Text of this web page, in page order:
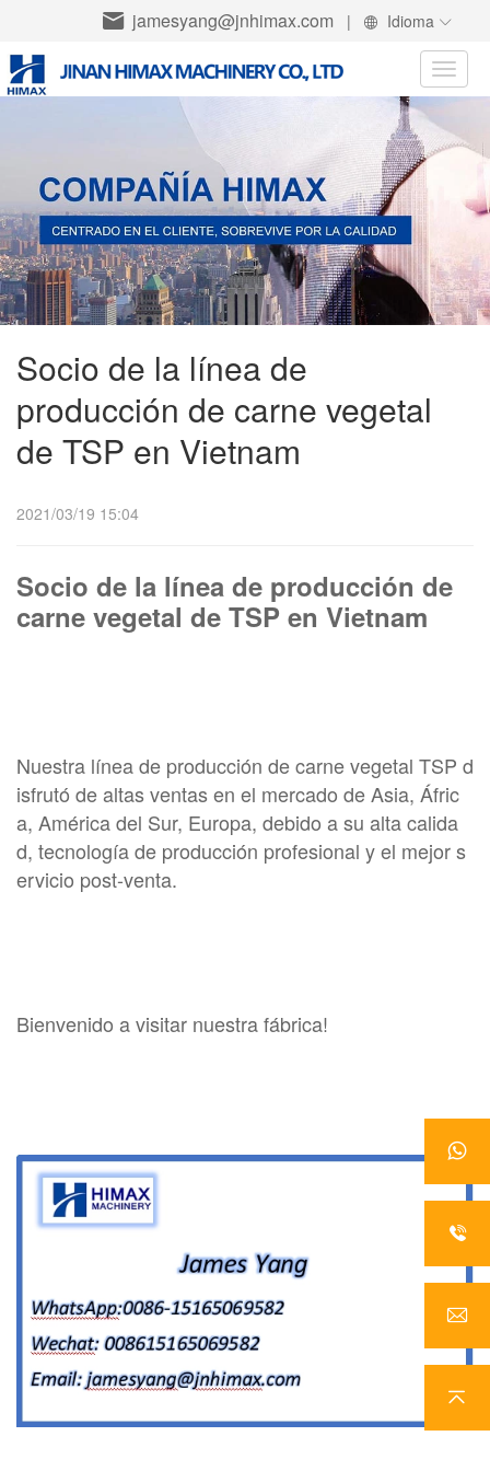
jamesyang@jnhimax.com | Idioma
Toggle
Socio de la línea de
producción de carne vegetal
de TSP en Vietnam
2021/03/19 15:04
Socio de la línea de producción de
carne vegetal de TSP en Vietnam
Nuestra línea de producción de carne vegetal TSP d
isfrutó de altas ventas en el mercado de Asia, Áfric
a, América del Sur, Europa, debido a su alta calida
d, tecnología de producción profesional y el mejor s
ervicio post-venta.
Bienvenido a visitar nuestra fábrica!